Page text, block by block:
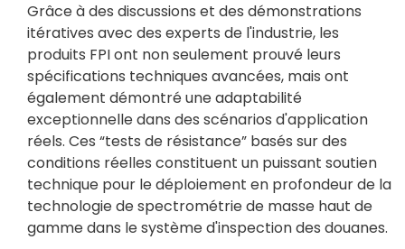
Grâce à des discussions et des démonstrations
itératives avec des experts de l'industrie, les
produits FPI ont non seulement prouvé leurs
spécifications techniques avancées, mais ont
également démontré une adaptabilité
exceptionnelle dans des scénarios d'application
réels. Ces “tests de résistance” basés sur des
conditions réelles constituent un puissant soutien
technique pour le déploiement en profondeur de la
technologie de spectrométrie de masse haut de
gamme dans le système d'inspection des douanes.